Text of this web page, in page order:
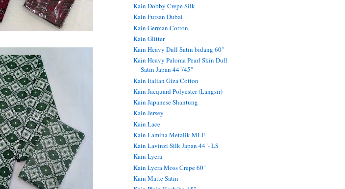
Kain Dobby Crepe Silk
Kain Fursan Dubai
Kain German Cotton
Kain Glitter
Kain Heavy Dull Satin bidang 60"
Kain Heavy Paloma Pearl Skin Dull
Satin Japan 44"/45"
Kain Italian Giza Cotton
Kain Jacquard Polyester (Langsir)
Kain Japanese Shantung
Kain Jersey
Kain Lace
Kain Lamina Metalik MLF
Kain Lavinzi Silk Japan 44"- LS
Kain Lycra
Kain Lycra Moss Crepe 60"
Kain Matte Satin